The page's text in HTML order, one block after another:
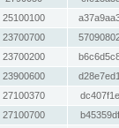
25100100
23700700
23700200
23900600
27100370
27100700